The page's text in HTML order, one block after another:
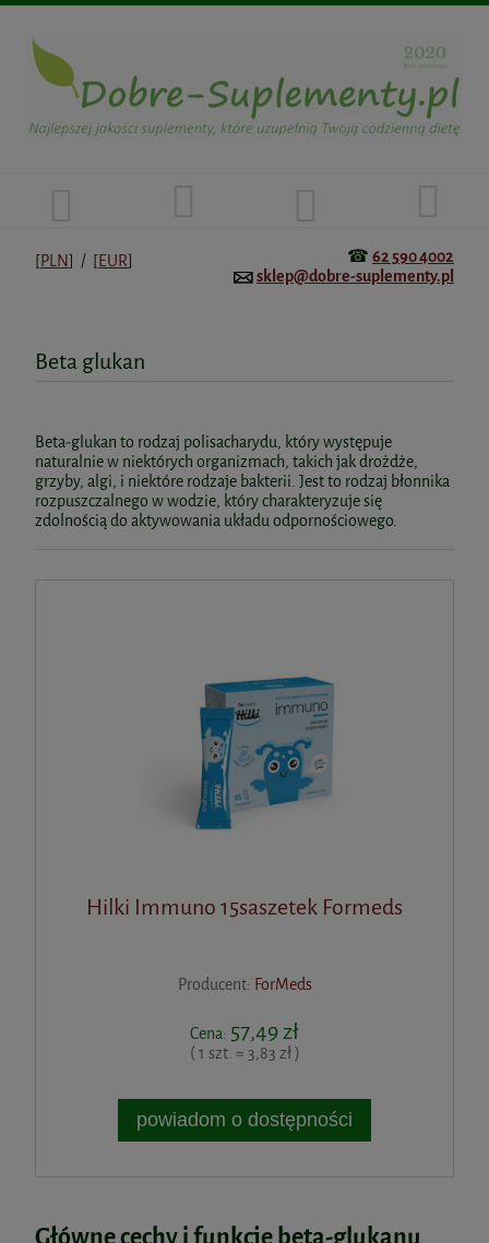
[PLN] / [EUR] ☎ 62 590 4002
sklep@dobre-suplementy.pl
Beta glukan
Beta-glukan to rodzaj polisacharydu, który występuje
naturalnie w niektórych organizmach, takich jak drożdże,
grzyby, algi, i niektóre rodzaje bakterii. Jest to rodzaj błonnika
rozpuszczalnego w wodzie, który charakteryzuje się
zdolnością do aktywowania układu odpornościowego.
Hilki Immuno 15saszetek Formeds
Producent: ForMeds
Cena: 57,49 zł
( 1 szt. = 3,83 zł )
powiadom o dostępności
Główne cechy i funkcje beta-glukanu